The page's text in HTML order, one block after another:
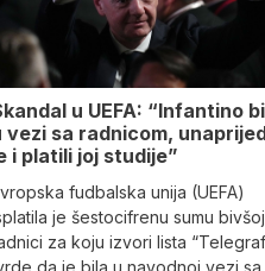
u UEFA: “Infantino
vezi sa radnicom,
i platili joj studije”
fudbalska unija (UEFA)
je šestocifrenu sumu bivšoj
za koju izvori lista